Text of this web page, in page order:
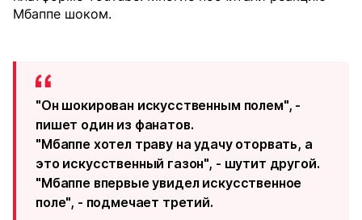
Мбаппе шоком.
"Он шокирован искусственным полем", -
пишет один из фанатов.
"Мбаппе хотел траву на удачу оторвать, а
это искусственный газон", - шутит другой.
"Мбаппе впервые увидел искусственное
поле", - подмечает третий.